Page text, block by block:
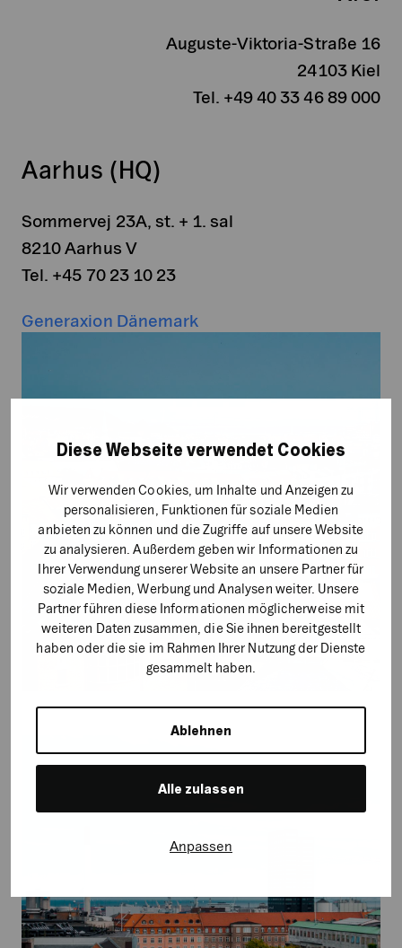
Diese Webseite verwendet Cookies
Wir verwenden Cookies, um Inhalte und Anzeigen zu
personalisieren, Funktionen für soziale Medien
anbieten zu können und die Zugriffe auf unsere Website
zu analysieren. Außerdem geben wir Informationen zu
Ihrer Verwendung unserer Website an unsere Partner für
soziale Medien, Werbung und Analysen weiter. Unsere
Partner führen diese Informationen möglicherweise mit
weiteren Daten zusammen, die Sie ihnen bereitgestellt
haben oder die sie im Rahmen Ihrer Nutzung der Dienste
gesammelt haben.
Ablehnen
Alle zulassen
Anpassen
Auguste-Viktoria-Straße 16
24103 Kiel
Tel. +49 40 33 46 89 000
Aarhus (HQ)
Sommervej 23A, st. + 1. sal
8210 Aarhus V
Tel. +45 70 23 10 23
Generaxion Dänemark